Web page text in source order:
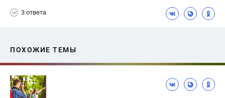
3 ответа
ПОХОЖИЕ ТЕМЫ